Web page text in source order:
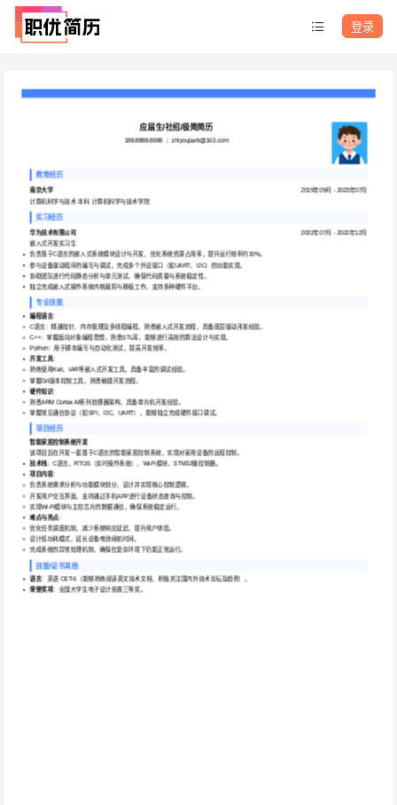
登录
应届生/社招/极简简历
188-8888-8888 ｜ zhiyoujianli@163.com
教育经历
南京大学 2019年09月 - 2023年07月
计算机科学与技术 本科 计算机科学与技术学院
实习经历
华为技术有限公司 2022年07月 - 2022年12月
嵌入式开发实习生
负责基于C语言的嵌入式系统模块设计与开发，优化系统资源占用率，提升运行效率约15%。
参与设备驱动程序的编写与调试，完成多个外设接口（如UART、I2C）的功能实现。
协助团队进行代码静态分析与单元测试，确保代码质量与系统稳定性。
独立完成嵌入式操作系统内核裁剪与移植工作，支持多种硬件平台。
专业技能
编程语言：
C语言：精通指针、内存管理及多线程编程，熟悉嵌入式开发流程，具备底层驱动开发经验。
C++：掌握面向对象编程思想，熟悉STL库，能够进行高效的算法设计与实现。
Python：用于脚本编写与自动化测试，提高开发效率。
开发工具：
熟练使用Keil、IAR等嵌入式开发工具，具备丰富的调试经验。
掌握Git版本控制工具，熟悉敏捷开发流程。
硬件知识：
熟悉ARM Cortex-M系列处理器架构，具备单片机开发经验。
掌握常见通信协议（如SPI、I2C、UART），能够独立完成硬件接口调试。
项目经历
智能家居控制系统开发
该项目旨在开发一套基于C语言的智能家居控制系统，实现对家用设备的远程控制。
技术栈：C语言、RTOS（实时操作系统）、Wi-Fi模块、STM32微控制器。
项目内容：
负责系统需求分析与功能模块划分，设计并实现核心控制逻辑。
开发用户交互界面，支持通过手机APP进行设备状态查询与控制。
实现Wi-Fi模块与主控芯片的数据通信，确保系统稳定运行。
难点与亮点：
优化任务调度机制，减少系统响应延迟，提升用户体验。
设计低功耗模式，延长设备电池续航时间。
完成系统的异常处理机制，确保在复杂环境下仍能正常运行。
技能/证书其他
语言：英语 CET-6（能够熟练阅读英文技术文档，积极关注国内外技术论坛及趋势）。
荣誉奖项 ：全国大学生电子设计竞赛三等奖。